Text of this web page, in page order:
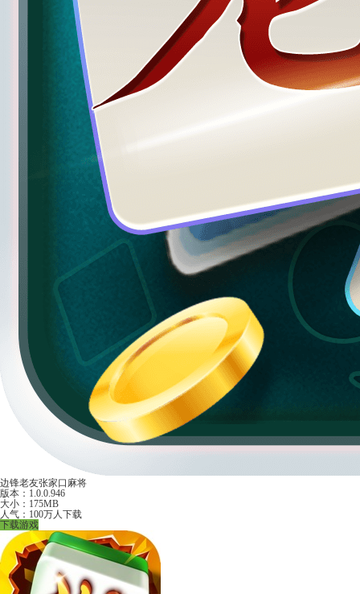
边锋老友张家口麻将
版本：1.0.0.946
大小：175MB
人气：100万人下载
下载游戏